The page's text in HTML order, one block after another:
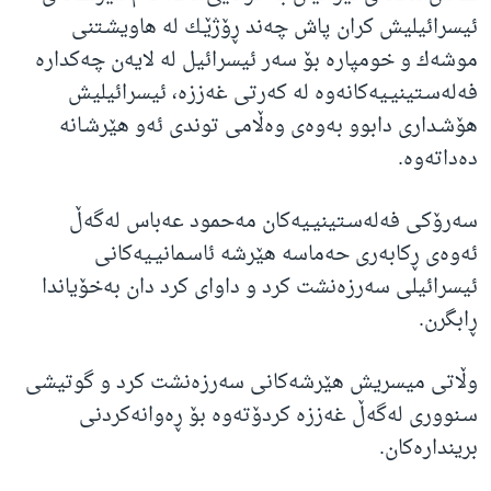
ئیسرائیلیش كران پاش چه‌ند ڕۆژێـك له‌ هاویشـتنی
موشه‌ك و خومپاره‌ بۆ سه‌ر ئیسرائیل له‌ لایه‌ن چه‌كداره‌
فه‌له‌سـتینیـیه‌كانه‌وه‌ له‌ كه‌رتی غه‌ززه‌، ئیسرائیلیش
هۆشـداری دابوو به‌وه‌ی وه‌ڵامی توندی ئه‌و هێرشـانه‌
ده‌داته‌وه‌.
سه‌رۆكی فه‌له‌سـتینیـیه‌كان مه‌حمود عه‌باس له‌گه‌ڵ
ئه‌وه‌ی‌ ڕكابه‌ری حه‌ماسه‌ هێرشه‌ ئاسـمانیـیه‌كانی
ئیسرائیلی سه‌رزه‌نشت كرد و داوای كرد دان به‌خۆیاندا
ڕابگرن.
وڵاتی میسریش هێرشه‌كانی سه‌رزه‌نشت كرد و گوتیشی
سـنووری له‌گه‌ڵ غه‌ززه‌ كردۆته‌وه‌ بۆ ڕه‌وانه‌كردنی
برینداره‌كان.